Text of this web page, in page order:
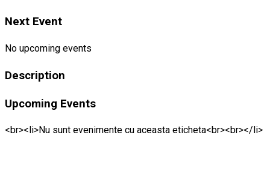
Next Event
No upcoming events
Description
Upcoming Events
<br><li>Nu sunt evenimente cu aceasta eticheta<br><br></li>